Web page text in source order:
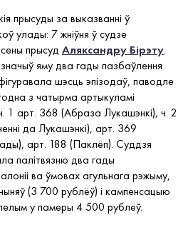
прысуды за выказванні ў
улады: 7 жніўня ў судзе
прысуд Аляксандру Бірэту.
яму два гады пазбаўлення
шэсць эпізодаў, паводле
з чатырма артыкуламі
1 арт. 368 (Абраза Лукашэнкі), ч. 2
да Лукашэнкі), арт. 369
арт. 188 (Паклёп). Суддзя
палітвязню два гады
ва ўмовах агульнага рэжыму,
(3 700 рублёў) і кампенсацыю
у памеры 4 500 рублёў.